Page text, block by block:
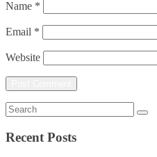
Name *
Email *
Website
Recent Posts